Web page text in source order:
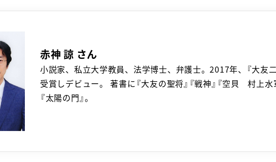
赤神 諒 さん
小説家、私立大学教員、法学博士、弁護士。2017年、『大友
受賞しデビュー。 著書に『大友の聖将』『戦神』『空貝 村上
『太陽の門』。